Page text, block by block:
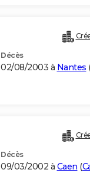
Décès
02/08/2003 à Nantes
Décès
09/03/2002 à Caen (